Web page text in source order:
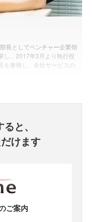
長としてベンチャー企業領
し、2017年3月より執行役
を兼務し、全社サービスの
ると、
けます
ご案内